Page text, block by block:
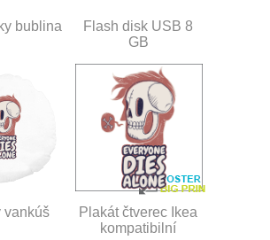
bublina
Flash disk USB 8
GB
vankúš
Plakát čtverec Ikea
kompatibilní